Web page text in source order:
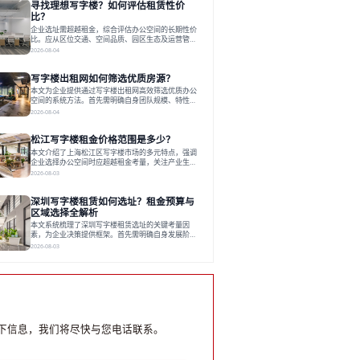
运营方通过空间优化与社群服务，助力企业成长，推
动市场向多元化、高性价比方向发展。近年来，西安
写字楼市场呈现出租金持续调整的态势，这一现象引
发了的广泛关注。作为西部重要
寻找理想写字楼？如何评估租赁性价
比？
企业选址需超越租金，综合评估办公空间的长期性价
比。应从区位交通、空间品质、园区生态及运营管理
四个核心维度权衡财务支出与长期价值回报。理想的
衡。对于许多正在成长或寻求稳定发展的企业而言，
寻找一处合适的办公空间是一项至关重要的决策。这
不仅关系到团队的日常工作效率与协作氛围，更直接
影响着企业的品牌形象、运营成本
2026-08-04
写字楼出租网如何筛选优质房源？
本文为企业提供通过写字楼出租网高效筛选优质办公
空间的系统方法。首先需明确自身团队规模、特性、
预算等核心需求。线上筛选时，应深入解读房源参
背景与持续服务能力。完成线上初选后，必须进行线
下实地验证，核对空间实景、测试设施、感受园区氛
围并确认合同条款，从而做出精确决策。在数字化时
代，写字楼出租网已成为企业寻找
2026-08-04
松江写字楼租金价格范围是多少？
本文介绍了上海松江区写字楼市场的多元特点，强调
企业选择办公空间时应超越租金考量，关注产业生态
与综合服务。文章分析了市场概况、影响空间价值的
建服务生态助力企业成长，建议企业系统评估需求与
长期价值，选择匹配的发展载体。对于许多寻求在上
海松江区设立或扩展办公空间的企业而言，了解该区
域的写字楼市场概况是决策的首先
2026-08-03
深圳写字楼租赁如何选址？租金预算与
区域选择全解析
本文系统梳理了深圳写字楼租赁选址的关键考量因
素，为企业决策提供框架。首先需明确自身发展阶
段、团队规模和文化特质等核心需求。深圳多中心商
业园注重生态与社群，适合文创、科技类企业。评估
2026-08-03
信息，我们将尽快与您电话联系。